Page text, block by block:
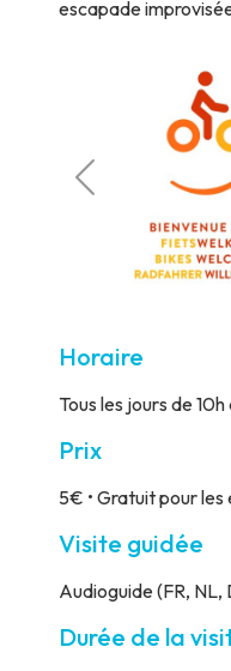
escapade
Horaire
Tous les jours de
Prix
5€ • Gratuit pour les
Visite guidée
Audioguide (FR, NL,
Durée de la